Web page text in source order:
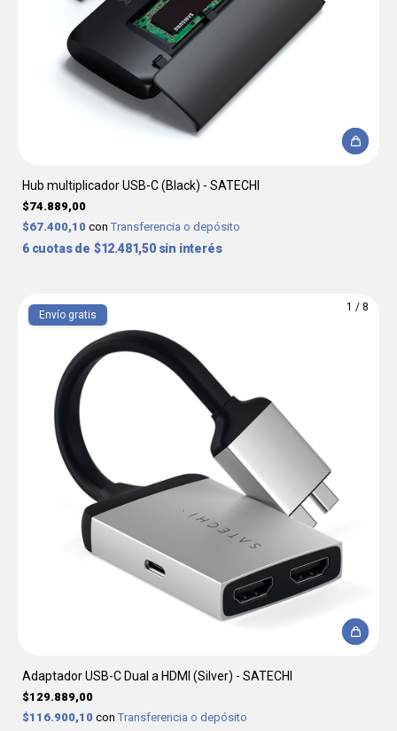
Hub multiplicador USB-C (Black) - SATECHI
$74.889,00
$67.400,10 con Transferencia o depósito
6 $12.481,50 sin interés
1 / 8
Envío gratis
Adaptador USB-C Dual a HDMI (Silver) - SATECHI
$129.889,00
$116.900,10 con Transferencia o depósito